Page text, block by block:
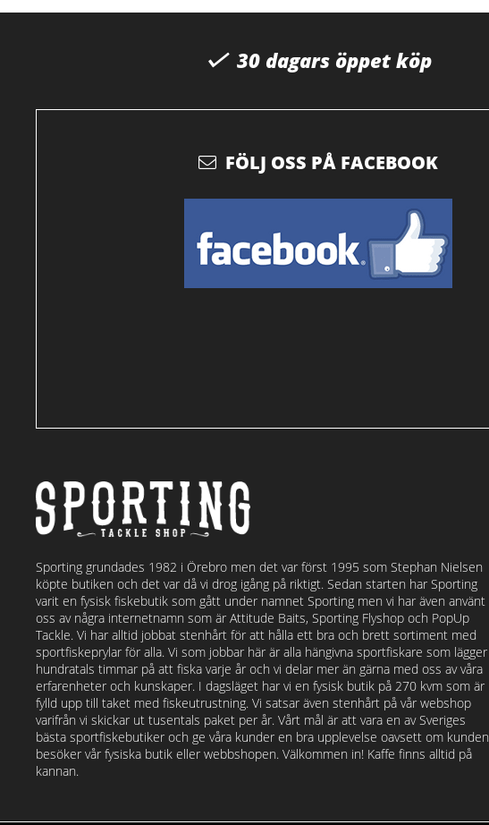
30 dagars öppet köp
FÖLJ OSS PÅ FACEBOOK
Sporting grundades 1982 i Örebro men det var först 1995 som Stephan Nielsen
köpte butiken och det var då vi drog igång på riktigt. Sedan starten har Sporting
varit en fysisk fiskebutik som gått under namnet Sporting men vi har även använt
oss av några internetnamn som är Attitude Baits, Sporting Flyshop och PopUp
Tackle. Vi har alltid jobbat stenhårt för att hålla ett bra och brett sortiment med
sportfiskeprylar för alla. Vi som jobbar här är alla hängivna sportfiskare som lägger
hundratals timmar på att fiska varje år och vi delar mer än gärna med oss av våra
erfarenheter och kunskaper. I dagsläget har vi en fysisk butik på 270 kvm som är
fylld upp till taket med fiskeutrustning. Vi satsar även stenhårt på vår webshop
varifrån vi skickar ut tusentals paket per år. Vårt mål är att vara en av Sveriges
bästa sportfiskebutiker och ge våra kunder en bra upplevelse oavsett om kunden
besöker vår fysiska butik eller webbshopen. Välkommen in! Kaffe finns alltid på
kannan.